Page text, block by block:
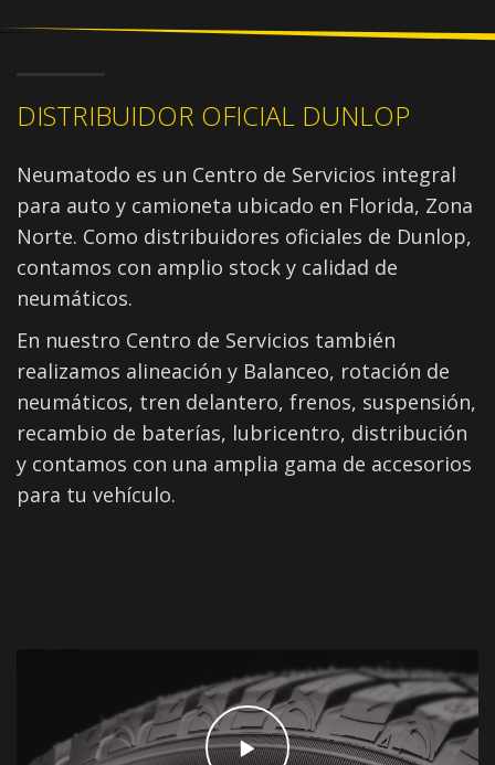
DISTRIBUIDOR OFICIAL DUNLOP
Neumatodo es un Centro de Servicios integral
para auto y camioneta ubicado en Florida, Zona
Norte. Como distribuidores oficiales de Dunlop,
contamos con amplio stock y calidad de
neumáticos.
En nuestro Centro de Servicios también
realizamos alineación y Balanceo, rotación de
neumáticos, tren delantero, frenos, suspensión,
recambio de baterías, lubricentro, distribución
y contamos con una amplia gama de accesorios
para tu vehículo.